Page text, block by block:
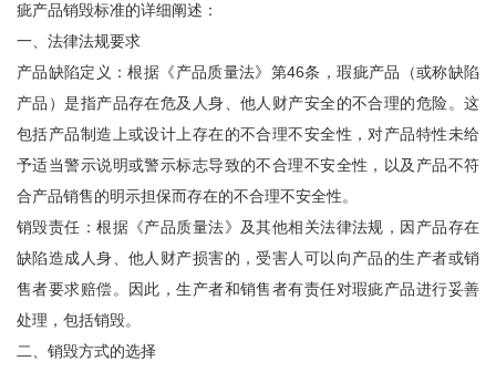
疵产品销毁标准的详细阐述：
一、法律法规要求
产品缺陷定义：根据《产品质量法》第46条，瑕疵产品（或称缺陷
产品）是指产品存在危及人身、他人财产安全的不合理的危险。这
包括产品制造上或设计上存在的不合理不安全性，对产品特性未给
予适当警示说明或警示标志导致的不合理不安全性，以及产品不符
合产品销售的明示担保而存在的不合理不安全性。
销毁责任：根据《产品质量法》及其他相关法律法规，因产品存在
缺陷造成人身、他人财产损害的，受害人可以向产品的生产者或销
售者要求赔偿。因此，生产者和销售者有责任对瑕疵产品进行妥善
处理，包括销毁。
二、销毁方式的选择